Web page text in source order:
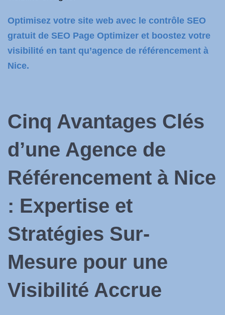
Optimisez votre site web avec le contrôle SEO
gratuit de SEO Page Optimizer et boostez votre
visibilité en tant qu’agence de référencement à
Nice.
Cinq Avantages Clés
d’une Agence de
Référencement à Nice
: Expertise et
Stratégies Sur-
Mesure pour une
Visibilité Accrue